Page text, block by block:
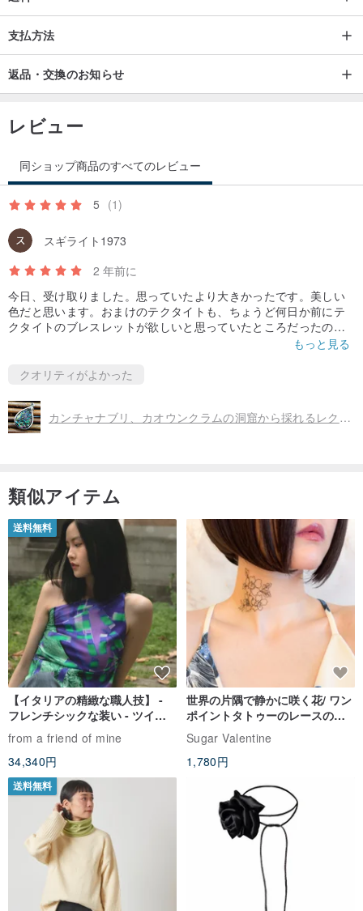
支払方法
返品・交換のお知らせ
レビュー
同ショップ商品のすべてのレビュー
5 (1)
スギライト1973
2 年前に
今日、受け取りました。思っていたより大きかったです。美しい
色だと思います。おまけのテクタイトも、ちょうど何日か前にテ
クタイトのブレスレットが欲しいと思っていたところだったので
もっと見る
クオリティがよかった
カンチャナブリ、カオウンクラムの洞窟から採れるレクライ7色、100%天然ミネラル、縁起の良い石。
類似アイテム
送料無料
【イタリアの精緻な職人技】 -
フレンチシックな装い - ツイル
プリントシルクスカーフトップ
ス
from a friend of mine
34,340円
世界の片隅で静かに咲く花/ ワン
ポイントタトゥーのレースのチ
ョーカー SV649
Sugar Valentine
1,780円
送料無料